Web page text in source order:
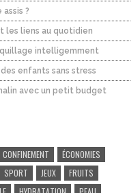
?
les liens au quotidien
intelligemment
enfants sans stress
avec un petit budget
CONFINEMENT
ÉCONOMIES
SPORT JEUX
FRUITS